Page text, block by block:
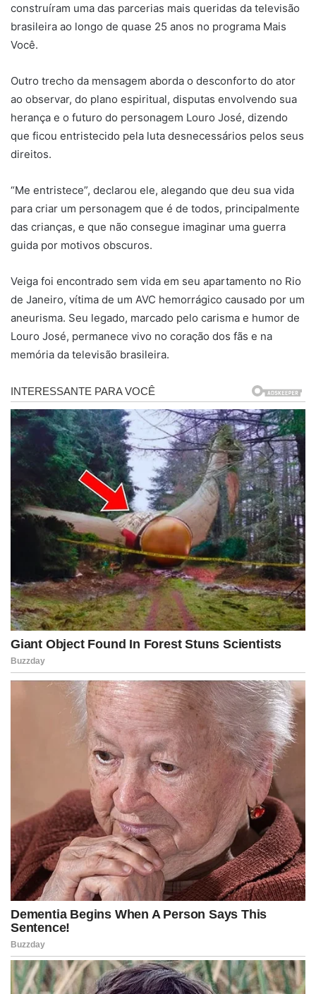
construíram uma das parcerias mais queridas da televisão
brasileira ao longo de quase 25 anos no programa Mais
Você.
Outro trecho da mensagem aborda o desconforto do ator
ao observar, do plano espiritual, disputas envolvendo sua
herança e o futuro do personagem Louro José, dizendo
que ficou entristecido pela luta desnecessários pelos seus
direitos.
“Me entristece”, declarou ele, alegando que deu sua vida
para criar um personagem que é de todos, principalmente
das crianças, e que não consegue imaginar uma guerra
guida por motivos obscuros.
Veiga foi encontrado sem vida em seu apartamento no Rio
de Janeiro, vítima de um AVC hemorrágico causado por um
aneurisma. Seu legado, marcado pelo carisma e humor de
Louro José, permanece vivo no coração dos fãs e na
memória da televisão brasileira.